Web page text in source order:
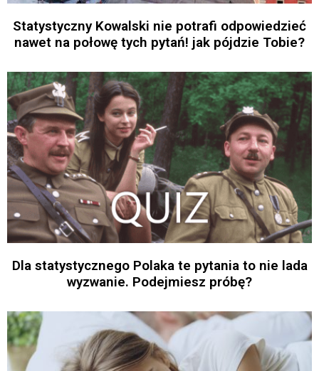
Statystyczny Kowalski nie potrafi odpowiedzieć
nawet na połowę tych pytań! jak pójdzie Tobie?
Dla statystycznego Polaka te pytania to nie lada
wyzwanie. Podejmiesz próbę?